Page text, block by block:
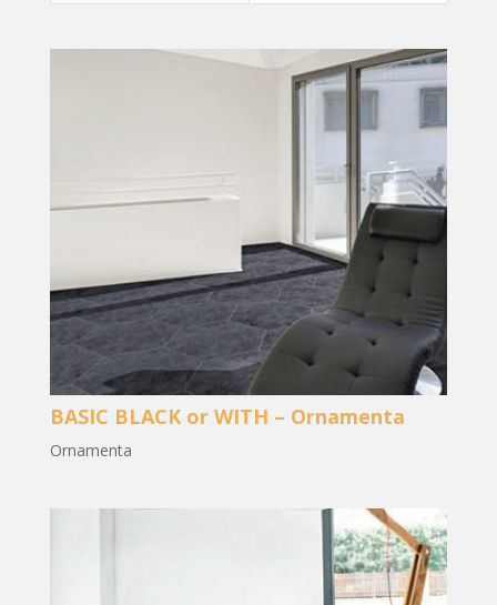
BASIC BLACK or WITH – Ornamenta
Ornamenta